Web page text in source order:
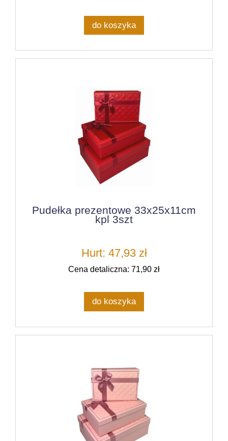
do koszyka
Pudełka prezentowe 33x25x11cm
kpl 3szt
Hurt: 47,93 zł
Cena detaliczna: 71,90 zł
do koszyka